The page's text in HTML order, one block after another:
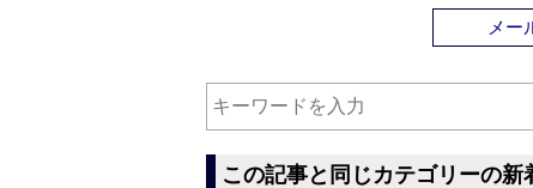
メー
この記事と同じカテゴリーの新